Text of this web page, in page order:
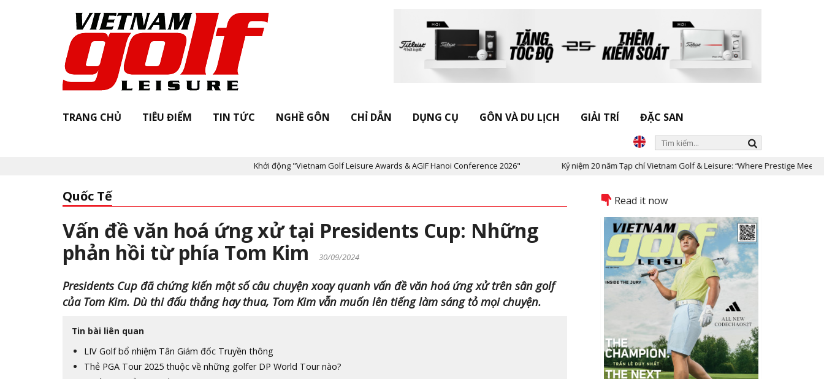
TRANG CHỦ TIÊU ĐIỂM TIN TỨC NGHỀ GÔN CHỈ DẪN DỤNG CỤ GÔN VÀ DU LỊCH GIẢI TRÍ ĐẶC SAN
Khởi động "Vietnam Golf Leisure Awards & AGIF Hanoi Conference 2026" Kỷ niệm 20 năm Tạp chí Vietnam Golf & Leisure: “Where Prestige Meets Legacy”
Quốc Tế
Vấn đề văn hoá ứng xử tại Presidents Cup: Những
phản hồi từ phía Tom Kim
30/09/2024
Presidents Cup đã chứng kiến ​​một số câu chuyện xoay quanh vấn đề văn hoá ứng xử trên sân golf
của Tom Kim. Dù thi đấu thắng hay thua, Tom Kim vẫn muốn lên tiếng làm sáng tỏ mọi chuyện.
Tin bài liên quan
LIV Golf bổ nhiệm Tân Giám đốc Truyền thông
Thẻ PGA Tour 2025 thuộc về những golfer DP World Tour nào?
Read it now